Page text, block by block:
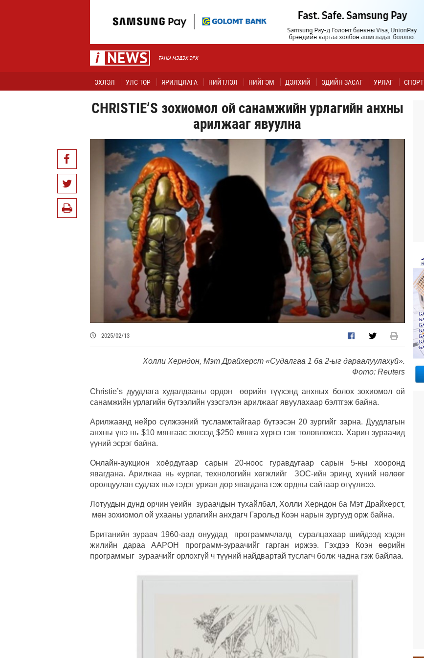
ЭХЛЭЛ УЛС ТӨР ЯРИЛЦЛАГА НИЙТЛЭЛ НИЙГЭМ ДЭЛХИЙ ЭДИЙН ЗАСАГ УРЛАГ СПОРТ
CHRISTIE’S зохиомол ой санамжийн урлагийн анхны
арилжааг явуулна
2025/02/13
Холли Херндон, Мэт Драйхерст «Судалгаа 1 ба 2-ыг дараалуулахуй».
Фото: Reuters
Christie’s дуудлага худалдааны ордон өөрийн түүхэнд анхных болох зохиомол ой
санамжийн урлагийн бүтээлийн үзэсгэлэн арилжааг явуулахаар бэлтгэж байна.
Арилжаанд нейро сүлжээний тусламжтайгаар бүтээсэн 20 зургийг зарна. Дуудлагын
анхны үнэ нь $10 мянгаас эхлээд $250 мянга хүрнэ гэж төлөвлөжээ. Харин зураачид
үүний эсрэг байна.
Онлайн-аукцион хоёрдугаар сарын 20-ноос гуравдугаар сарын 5-ны хооронд
явагдана. Арилжаа нь «урлаг, технологийн хөгжлийг ЗОС-ийн эринд хүний нөлөөг
оролцуулан судлах нь» гэдэг уриан дор явагдана гэж ордны сайтаар өгүүлжээ.
Лотуудын дунд орчин үеийн зураачдын тухайлбал, Холли Херндон ба Мэт Драйхерст,
мөн зохиомол ой ухааны урлагийн анхдагч Гарольд Коэн нарын зургууд орж байна.
Британийн зураач 1960-аад онуудад программчлалд суралцахаар шийдээд хэдэн
жилийн дараа ААРОН программ-зураачийг гарган иржээ. Гэхдээ Коэн өөрийн
программыг зураачийг орлохгүй ч түүний найдвартай туслагч болж чадна гэж байлаа.